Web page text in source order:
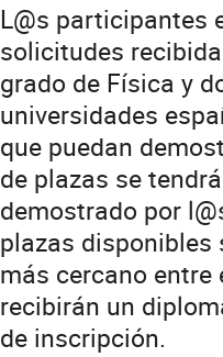
L@s participantes
solicitudes
grado de Física y
universidades
que puedan
de plazas se
demostrado por
plazas
más cercano
recibirán un
de inscripción.